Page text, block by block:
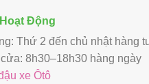
Động
Thứ 2 đến chủ nhật hàng
8h30–18h30 hàng ngày
xe Ôtô